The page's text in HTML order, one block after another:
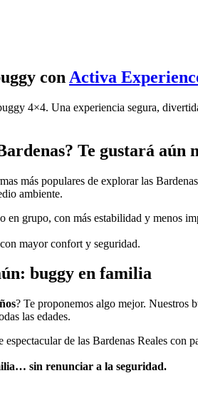
con Activa
4×4. Una experiencia segura,
Te gustará aún
más populares de explorar las
ambiente.
grupo, con más estabilidad y menos
mayor confort y seguridad.
buggy en familia
? Te proponemos algo mejor. Nuestros
las edades.
de las Bardenas Reales
sin renunciar a la seguridad.